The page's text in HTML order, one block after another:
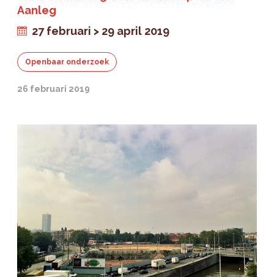
Aanleg
27 februari > 29 april 2019
Openbaar onderzoek
26 februari 2019